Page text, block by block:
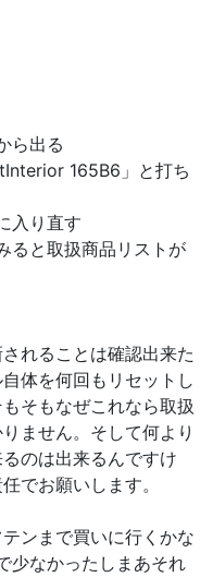
ら出る
165B6」と打ち
入り直す
ると取扱商品リストが
れることは確認出来た
体を何回もリセットし
そもなぜこれなら取扱
ません。そして何より
のは出来るんですけ
でお願いします。
ンまで買いに行くかな
なかったしまあそれ